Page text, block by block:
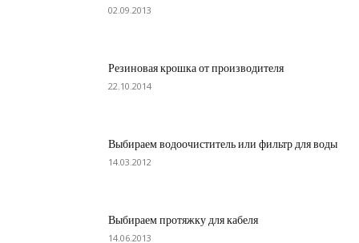
02.09.2013
Резиновая крошка от производителя
22.10.2014
Выбираем водоочиститель или фильтр для воды
14.03.2012
Выбираем протяжку для кабеля
14.06.2013